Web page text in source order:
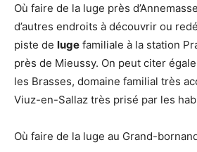
Où faire de la luge près
d’autres endroits à découvrir ou
piste de luge familiale à la station
près de Mieussy. On peut citer
les Brasses, domaine familial très
Viuz-en-Sallaz très prisé par les
Où faire de la luge au Grand-